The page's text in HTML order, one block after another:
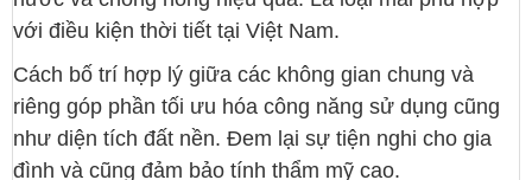
với điều kiện thời tiết tại Việt Nam.
Cách bố trí hợp lý giữa các không gian chung và
riêng góp phần tối ưu hóa công năng sử dụng cũng
như diện tích đất nền. Đem lại sự tiện nghi cho gia
đình và cũng đảm bảo tính thẩm mỹ cao.